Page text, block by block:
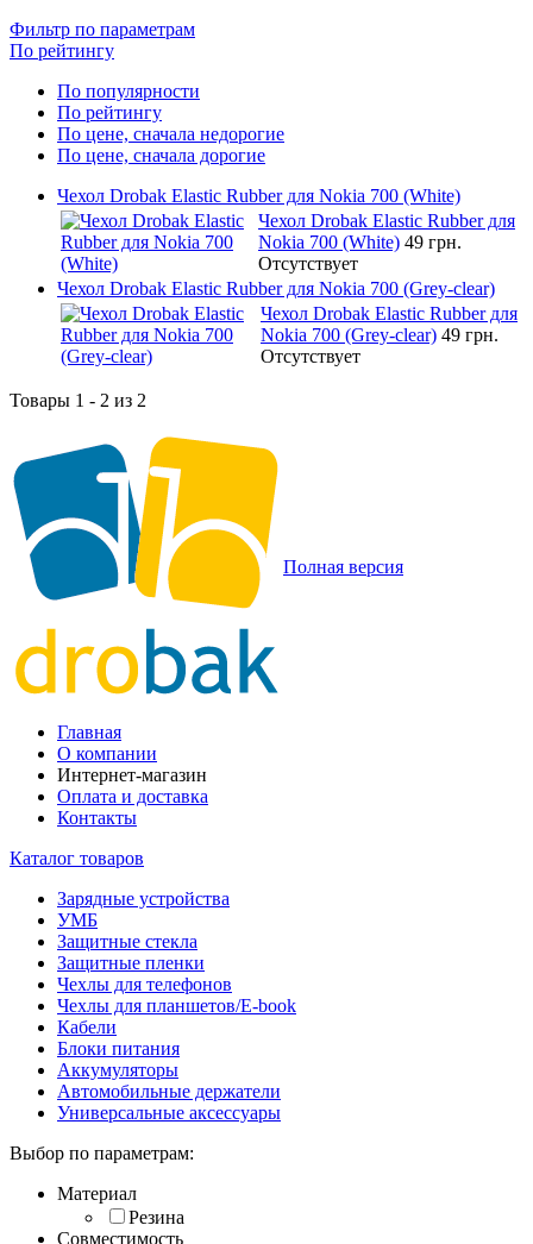
Фильтр по параметрам
По рейтингу
По популярности
По рейтингу
По цене, сначала недорогие
По цене, сначала дорогие
Чехол Drobak Elastic Rubber для Nokia 700 (White)
Чехол Drobak Elastic Rubber для
Nokia 700 (White) 49 грн.
Отсутствует
Чехол Drobak Elastic Rubber для Nokia 700 (Grey-clear)
Чехол Drobak Elastic Rubber для
Nokia 700 (Grey-clear) 49 грн.
Отсутствует
Товары 1 - 2 из 2
Полная версия
Главная
О компании
Интернет-магазин
Оплата и доставка
Контакты
Каталог товаров
Зарядные устройства
УМБ
Защитные стекла
Защитные пленки
Чехлы для телефонов
Чехлы для планшетов/E-book
Кабели
Блоки питания
Аккумуляторы
Автомобильные держатели
Универсальные аксессуары
Выбор по параметрам:
Материал
Резина
Совместимость